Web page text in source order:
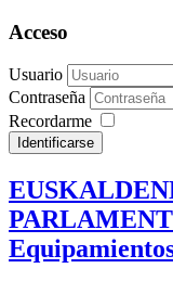
Acceso
Usuario
Contraseña
Recordarme
Identificarse